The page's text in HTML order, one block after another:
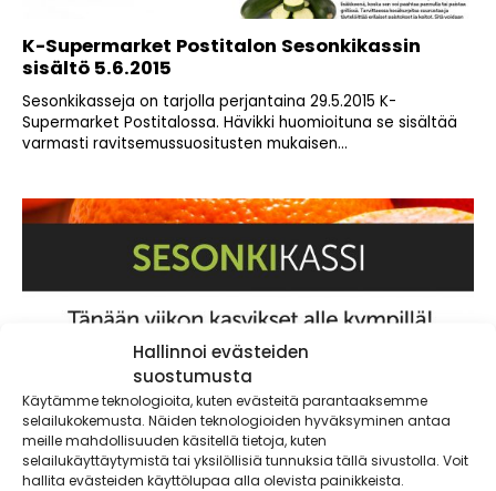
Hallinnoi evästeiden
suostumusta
Käytämme teknologioita, kuten evästeitä parantaaksemme
selailukokemusta. Näiden teknologioiden hyväksyminen antaa
meille mahdollisuuden käsitellä tietoja, kuten
selailukäyttäytymistä tai yksilöllisiä tunnuksia tällä sivustolla. Voit
hallita evästeiden käyttölupaa alla olevista painikkeista.
K-Supermarket Postitalon Sesonkikassin
sisältö 5.6.2015
Sesonkikasseja on tarjolla perjantaina 29.5.2015 K-
Supermarket Postitalossa. Hävikki huomioituna se sisältää
varmasti ravitsemussuositusten mukaisen...